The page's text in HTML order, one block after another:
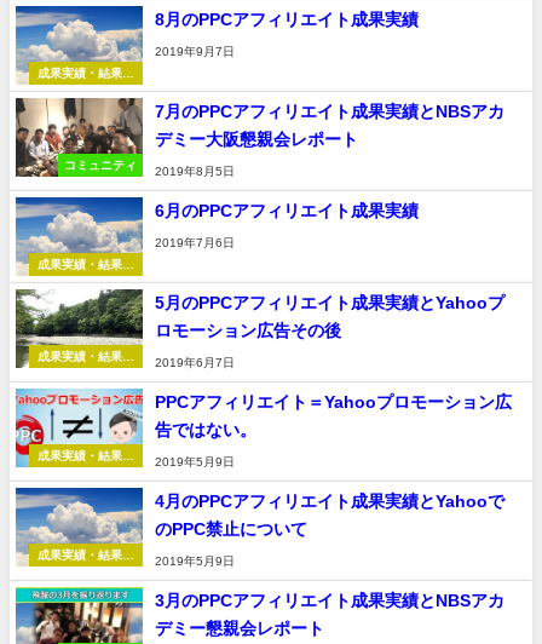
成果実績・結果報
告
8月のPPCアフィリエイト成果実績
2019年9月7日
コミュニティ
7月のPPCアフィリエイト成果実績とNBSアカ
デミー大阪懇親会レポート
2019年8月5日
成果実績・結果報
告
6月のPPCアフィリエイト成果実績
2019年7月6日
成果実績・結果報
5月のPPCアフィリエイト成果実績とYahooプ
ロモーション広告その後
2019年6月7日
成果実績・結果報
PPCアフィリエイト＝Yahooプロモーション広
告ではない。
2019年5月9日
成果実績・結果報
4月のPPCアフィリエイト成果実績とYahooで
のPPC禁止について
2019年5月9日
3月のPPCアフィリエイト成果実績とNBSアカ
デミー懇親会レポート